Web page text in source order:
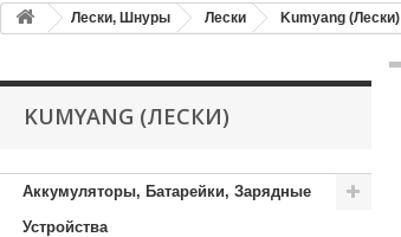
Лески, Шнуры Лески Kumyang (Лески)
KUMYANG (ЛЕСКИ)
Аккумуляторы, Батарейки, Зарядные
Устройства